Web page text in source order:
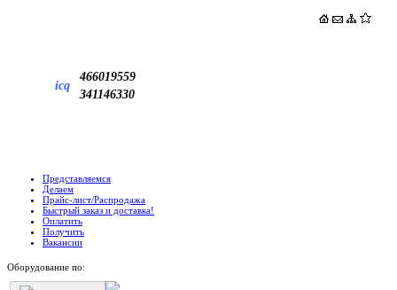
icq
466019559
341146330
Представляемся
Делаем
Прайс-лист/Распродажа
Быстрый заказ и доставка!
Оплатить
Получить
Вакансии
Оборудование по: